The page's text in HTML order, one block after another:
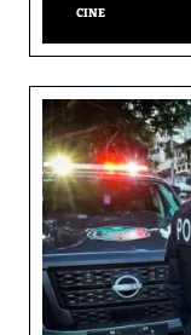
CINE